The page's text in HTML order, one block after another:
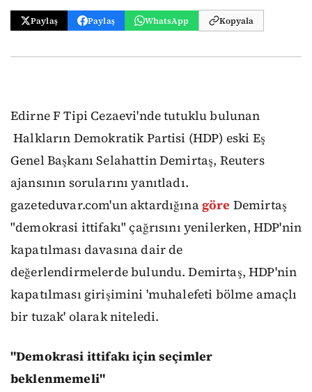
Paylaş Paylaş WhatsApp Kopyala
Edirne F Tipi Cezaevi'nde tutuklu bulunan
Halkların Demokratik Partisi (HDP) eski Eş
Genel Başkanı Selahattin Demirtaş, Reuters
ajansının sorularını yanıtladı.
gazeteduvar.com'un aktardığınagöre Demirtaş
"demokrasi ittifakı" çağrısını yenilerken, HDP'nin
kapatılması davasına dair de
değerlendirmelerde bulundu. Demirtaş, HDP'nin
kapatılması girişimini 'muhalefeti bölme amaçlı
bir tuzak' olarak niteledi.
"Demokrasi ittifakı için seçimler
beklenmemeli"